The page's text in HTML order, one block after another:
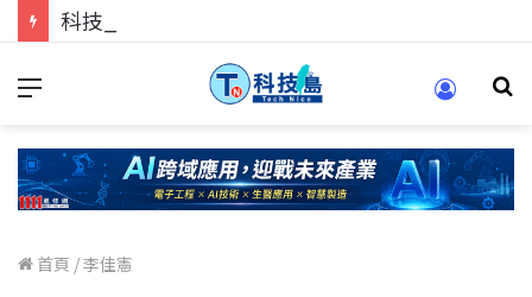
首頁 /李佳憲